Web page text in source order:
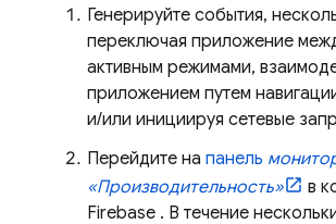
Генерируйте события,
переключая приложение
активным режимами,
приложением путем
и/или инициируя сетевые
Перейдите на панель
«Производительность»
в
Firebase . В течение